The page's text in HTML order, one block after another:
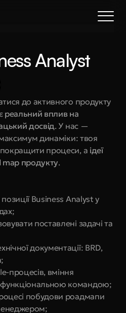
a call
Analyst
до активного продукту
реальний вплив на
досвід. У нас —
динаміки: твоя
процеси, а ідеї
map продукту.
Business Analyst у
поставлені задачі та
документації: BRD,
процесів, вміння
командою;
побудови роадмапи